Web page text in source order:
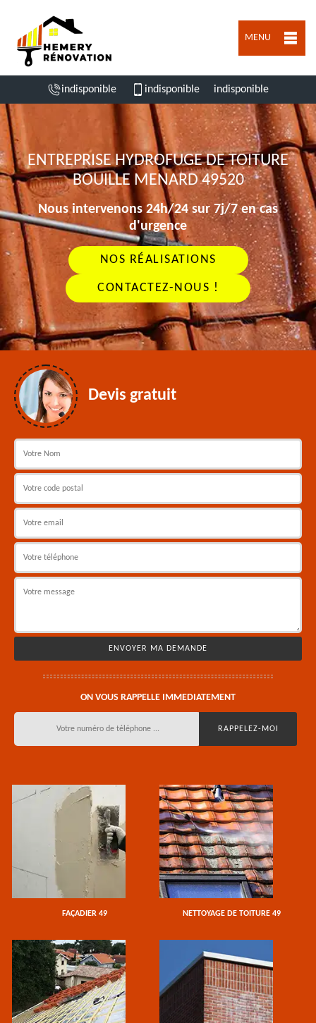
MENU
indisponible indisponible indisponible
ENTREPRISE HYDROFUGE DE TOITURE
BOUILLE MENARD 49520
Nous intervenons 24h/24 sur 7j/7 en cas
d'urgence
NOS RÉALISATIONS
CONTACTEZ-NOUS !
Devis gratuit
ON VOUS RAPPELLE IMMEDIATEMENT
FAÇADIER 49 NETTOYAGE DE TOITURE 49